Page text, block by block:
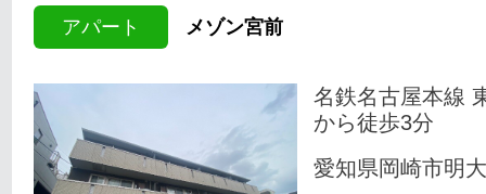
アパート メゾン宮前
名鉄名古屋本線
から徒歩3分
愛知県岡崎市明